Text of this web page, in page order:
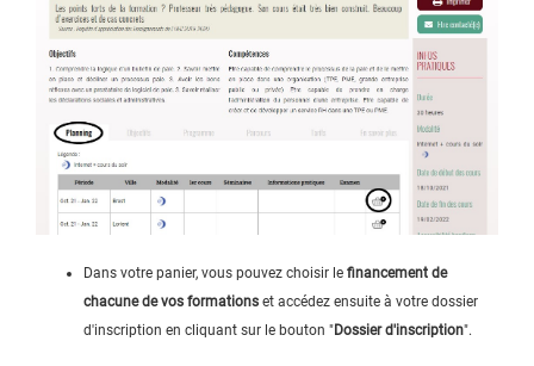
Dans votre panier, vous pouvez choisir le financement de
chacune de vos formations et accédez ensuite à votre dossier
d'inscription en cliquant sur le bouton "Dossier d'inscription".